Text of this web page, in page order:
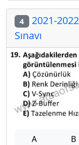
4 2021-
Sınavı
A B